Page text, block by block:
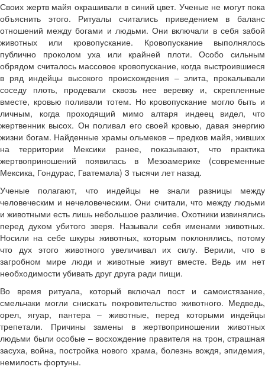
Своих жертв майя окрашивали в синий цвет. Ученые не могут пока
объяснить этого. Ритуалы считались приведением в баланс
отношений между богами и людьми. Они включали в себя забой
животных или кровопускание. Кровопускание выполнялось
публично проколом уха или крайней плоти. Особо сильным
обрядом считалось массовое кровопускание, когда выстроившиеся
в ряд индейцы высокого происхождения – элита, прокалывали
соседу плоть, продевали сквозь нее веревку и, скрепленные
вместе, кровью поливали тотем. Но кровопускание могло быть и
личным, когда проходящий мимо алтаря индеец видел, что
жертвенник высох. Он поливал его своей кровью, давая энергию
жизни богам. Найденные храмы ольмеков – предков майя, живших
на территории Мексики ранее, показывают, что практика
жертвоприношений появилась в Мезоамерике (современные
Мексика, Гондурас, Гватемала) 3 тысячи лет назад.
Ученые полагают, что индейцы не знали разницы между
человеческим и нечеловеческим. Они считали, что между людьми
и животными есть лишь небольшое различие. Охотники извинялись
перед духом убитого зверя. Называли себя именами животных.
Носили на себе шкуры животных, которым поклонялись, потому
что дух этого животного увеличивал их силу. Верили, что в
загробном мире люди и животные живут вместе. Ведь им нет
необходимости убивать друг друга ради пищи.
Во время ритуала, который включал пост и самоистязание,
смельчаки могли снискать покровительство животного. Медведь,
орел, ягуар, пантера – животные, перед которыми индейцы
трепетали. Причины замены в жертвоприношении животных
людьми были особые – восхождение правителя на трон, страшная
засуха, война, постройка нового храма, болезнь вождя, эпидемия,
немилость фортуны.